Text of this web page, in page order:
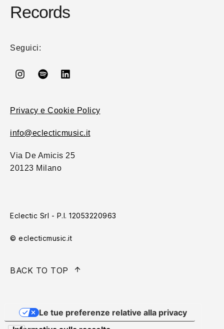
Records
Seguici:
Privacy e Cookie Policy
info@eclecticmusic.it
Via De Amicis 25
20123 Milano
Eclectic Srl - P.I. 12053220963
© eclecticmusic.it
BACK TO TOP
Le tue preferenze relative alla privacy